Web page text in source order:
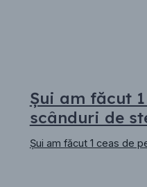
Șui am făcut
scânduri de
Șui am făcut 1 ceas de